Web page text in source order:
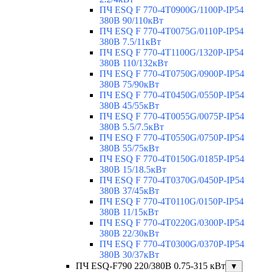
ПЧ ESQ F 770-4Т0900G/1100P-IP54
380В 90/110кВт
ПЧ ESQ F 770-4T0075G/0110P-IP54
380В 7.5/11кВт
ПЧ ESQ F 770-4T1100G/1320P-IP54
380В 110/132кВт
ПЧ ESQ F 770-4T0750G/0900P-IP54
380В 75/90кВт
ПЧ ESQ F 770-4T0450G/0550P-IP54
380В 45/55кВт
ПЧ ESQ F 770-4T0055G/0075P-IP54
380В 5.5/7.5кВт
ПЧ ESQ F 770-4T0550G/0750P-IP54
380В 55/75кВт
ПЧ ESQ F 770-4T0150G/0185P-IP54
380В 15/18.5кВт
ПЧ ESQ F 770-4T0370G/0450P-IP54
380В 37/45кВт
ПЧ ESQ F 770-4T0110G/0150P-IP54
380В 11/15кВт
ПЧ ESQ F 770-4T0220G/0300P-IP54
380В 22/30кВт
ПЧ ESQ F 770-4T0300G/0370P-IP54
380В 30/37кВт
ПЧ ESQ-F790 220/380В 0.75-315 кВт
▼